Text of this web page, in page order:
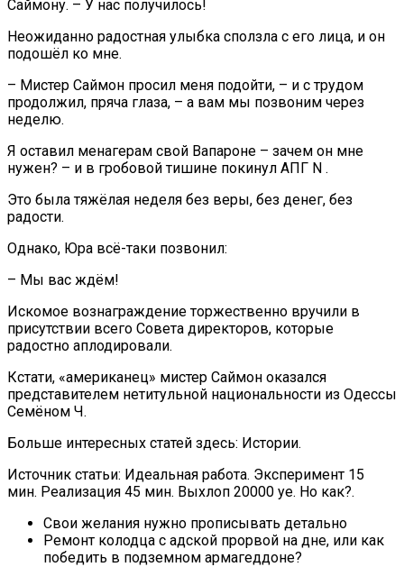
Саймону. – У нас получилось!
Неожиданно радостная улыбка сползла с его лица, и он
подошёл ко мне.
– Мистер Саймон просил меня подойти, – и с трудом
продолжил, пряча глаза, – а вам мы позвоним через
неделю.
Я оставил менагерам свой Вапароне – зачем он мне
нужен? – и в гробовой тишине покинул АПГ N .
Это была тяжёлая неделя без веры, без денег, без
радости.
Однако, Юра всё-таки позвонил:
– Мы вас ждём!
Искомое вознаграждение торжественно вручили в
присутствии всего Совета директоров, которые
радостно аплодировали.
Кстати, «американец» мистер Саймон оказался
представителем нетитульной национальности из Одессы
Семёном Ч.
Больше интересных статей здесь: Истории.
Источник статьи: Идеальная работа. Эксперимент 15
мин. Реализация 45 мин. Выхлоп 20000 уе. Но как?.
Свои желания нужно прописывать детально
Ремонт колодца с адской прорвой на дне, или как
победить в подземном армагеддоне?